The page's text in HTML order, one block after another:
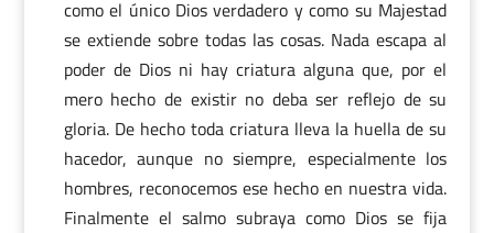
como el único Dios verdadero y como su Majestad
se extiende sobre todas las cosas. Nada escapa al
poder de Dios ni hay criatura alguna que, por el
mero hecho de existir no deba ser reflejo de su
gloria. De hecho toda criatura lleva la huella de su
hacedor, aunque no siempre, especialmente los
hombres, reconocemos ese hecho en nuestra vida.
Finalmente el salmo subraya como Dios se fija